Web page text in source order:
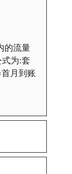
的流量
为:套
月到账
不能使